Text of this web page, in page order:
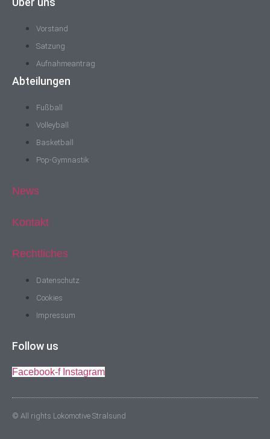
Vorstand
Satzung
Aufnahmeantrag
Abteilungen
Fußball
Volleyball
Basketball
Pop-Gymnastik
News
Kontakt
Rechtliches
Datenschutz
Cookies
Impressum
Follow us
Facebook-f Instagram
© All rights Lokomotive Stralsund